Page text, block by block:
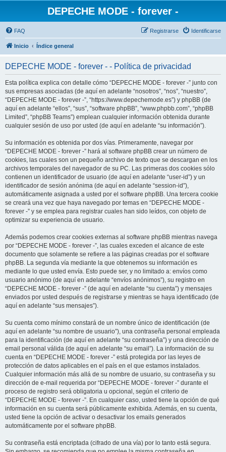
DEPECHE MODE - forever -
FAQ Identificarse
Registrarse
Inicio Índice general
DEPECHE MODE - forever - - Política de privacidad
Esta política explica con detalle cómo “DEPECHE MODE - forever -” junto con
sus empresas asociadas (de aquí en adelante “nosotros”, “nos”, “nuestro”,
“DEPECHE MODE - forever -”, “https://www.depechemode.es”) y phpBB (de
aquí en adelante “ellos”, “sus”, “software phpBB”, “www.phpbb.com”, “phpBB
Limited”, “phpBB Teams”) emplean cualquier información obtenida durante
cualquier sesión de uso por usted (de aquí en adelante “su información”).
Su información es obtenida por dos vías. Primeramente, navegar por
“DEPECHE MODE - forever -” hará al software phpBB crear un número de
cookies, las cuales son un pequeño archivo de texto que se descargan en los
archivos temporales del navegador de su PC. Las primeras dos cookies sólo
contienen un identificador de usuario (de aquí en adelante “user-id”) y un
identificador de sesión anónima (de aquí en adelante “session-id”),
automáticamente asignada a usted por el software phpBB. Una tercera cookie
se creará una vez que haya navegado por temas en “DEPECHE MODE -
forever -” y se emplea para registrar cuales han sido leídos, con objeto de
optimizar su experiencia de usuario.
Además podemos crear cookies externas al software phpBB mientras navega
por “DEPECHE MODE - forever -”, las cuales exceden el alcance de este
documento que solamente se refiere a las páginas creadas por el software
phpBB. La segunda vía mediante la que obtenemos su información es
mediante lo que usted envía. Esto puede ser, y no limitado a: envíos como
usuario anónimo (de aquí en adelante “envíos anónimos”), su registro en
“DEPECHE MODE - forever -” (de aquí en adelante “su cuenta”) y mensajes
enviados por usted después de registrarse y mientras se haya identificado (de
aquí en adelante “sus mensajes”).
Su cuenta como mínimo constará de un nombre único de identificación (de
aquí en adelante “su nombre de usuario”), una contraseña personal empleada
para la identificación (de aquí en adelante “su contraseña”) y una dirección de
email personal válida (de aquí en adelante “su email”). La información de su
cuenta en “DEPECHE MODE - forever -” está protegida por las leyes de
protección de datos aplicables en el país en el que estamos instalados.
Cualquier información más allá de su nombre de usuario, su contraseña y su
dirección de e-mail requerida por “DEPECHE MODE - forever -” durante el
proceso de registro será obligatoria u opcional, según el criterio de
“DEPECHE MODE - forever -”. En cualquier caso, usted tiene la opción de qué
información en su cuenta será públicamente exhibida. Además, en su cuenta,
usted tiene la opción de activar o desactivar los emails generados
automáticamente por el software phpBB.
Su contraseña está encriptada (cifrado de una vía) por lo tanto está segura.